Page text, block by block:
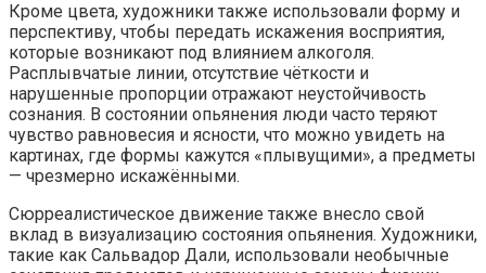
Кроме цвета, художники также использовали форму и
перспективу, чтобы передать искажения восприятия,
которые возникают под влиянием алкоголя.
Расплывчатые линии, отсутствие чёткости и
нарушенные пропорции отражают неустойчивость
сознания. В состоянии опьянения люди часто теряют
чувство равновесия и ясности, что можно увидеть на
картинах, где формы кажутся «плывущими», а предметы
— чрезмерно искажёнными.
Сюрреалистическое движение также внесло свой
вклад в визуализацию состояния опьянения. Художники,
такие как Сальвадор Дали, использовали необычные